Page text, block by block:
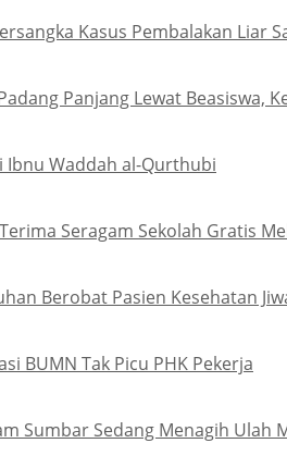
Kasus Pembalakan Liar
Panjang Lewat Beasiswa,
Waddah al-Qurthubi
Seragam Sekolah Gratis
Berobat Pasien Kesehatan
BUMN Tak Picu PHK Pekerja
Sumbar Sedang Menagih Ulah